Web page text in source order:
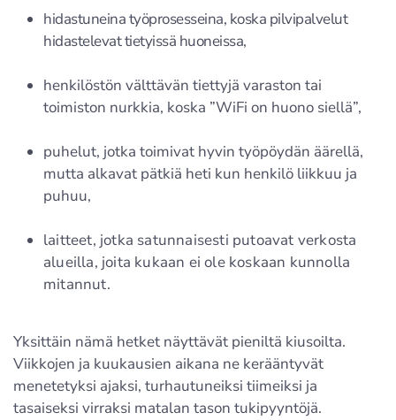
hidastuneina työprosesseina, koska pilvipalvelut
hidastelevat tietyissä huoneissa,
henkilöstön välttävän tiettyjä varaston tai
toimiston nurkkia, koska ”WiFi on huono siellä”,
puhelut, jotka toimivat hyvin työpöydän äärellä,
mutta alkavat pätkiä heti kun henkilö liikkuu ja
puhuu,
laitteet, jotka satunnaisesti putoavat verkosta
alueilla, joita kukaan ei ole koskaan kunnolla
mitannut.
Yksittäin nämä hetket näyttävät pieniltä kiusoilta.
Viikkojen ja kuukausien aikana ne kerääntyvät
menetetyksi ajaksi, turhautuneiksi tiimeiksi ja
tasaiseksi virraksi matalan tason tukipyyntöjä.